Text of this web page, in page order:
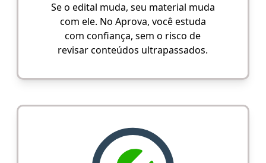
Se o edital muda, seu material muda
com ele. No Aprova, você estuda
com confiança, sem o risco de
revisar conteúdos ultrapassados.